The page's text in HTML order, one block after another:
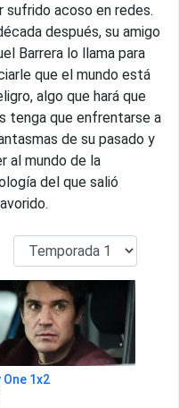
sufrido acoso en redes.
después, su amigo
Barrera lo llama para
que el mundo está
algo que hará que
tenga que enfrentarse a
de su pasado y
al mundo de la
del que salió
One 1x2